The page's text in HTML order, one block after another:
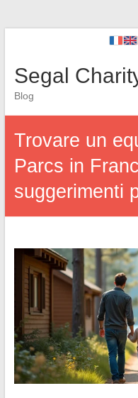
Segal
Blog
Trovare un
Parcs in
suggerimenti